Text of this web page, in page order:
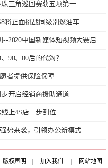
三角巡回赛获五项第一
将正面挑战同级别燃油车
2020中国新媒体短视频大赛启
90、00后的代沟？
者提供保险保障
开启经销商援助通道
上4S店一步到位
势来袭，引领办公新模式
版权声明 加入我们
网站地图